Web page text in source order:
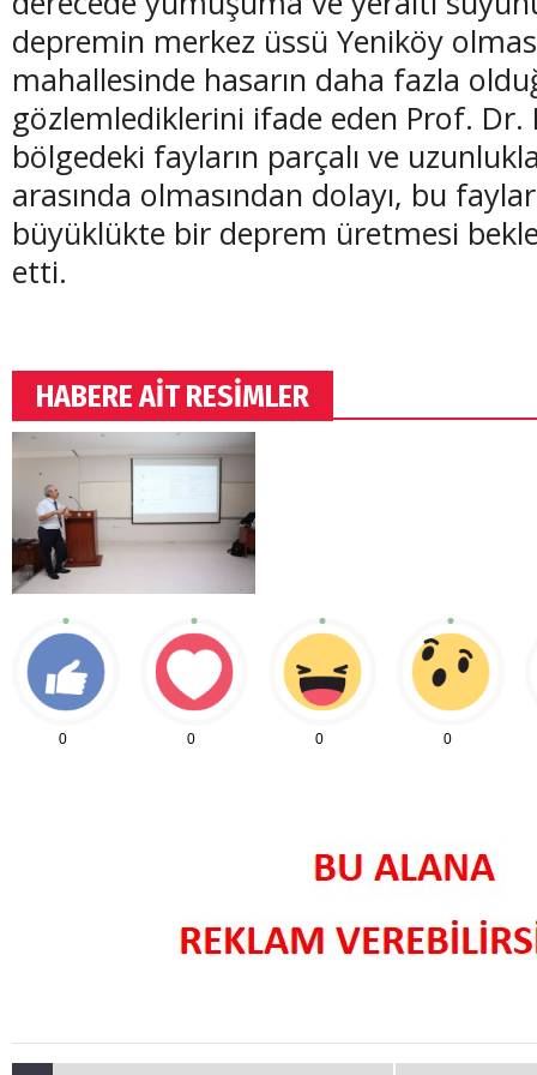
depremin merkez üssü Yeniköy
mahallesinde hasarın daha fazla
gözlemlediklerini ifade eden Prof. Dr.
bölgedeki fayların parçalı ve
arasında olmasından dolayı, bu
büyüklükte bir deprem üretmesi
etti.
HABERE AİT RESİMLER
0 0 0 0